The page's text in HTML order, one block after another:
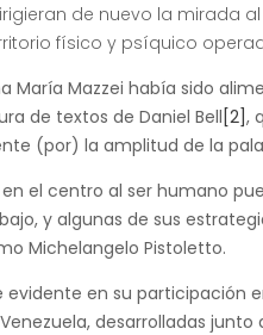
de nuevo la mirada
físico y psíquico
María Mazzei había sido
de textos de Daniel Bell[2],
(por) la amplitud de la
el centro al ser humano
y algunas de sus
Michelangelo Pistoletto.
evidente en su participación
desarrolladas